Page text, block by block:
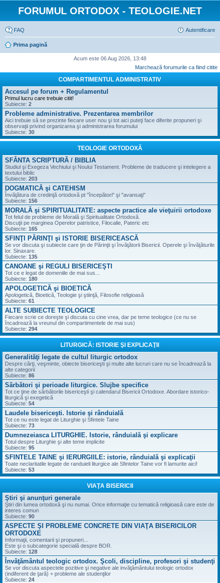
FORUMUL ORTODOX - TEOLOGIE.NET
FAQ Autentificare
Prima pagină
Acum este 06 Aug 2026, 13:48
Marchează forumurile ca fiind citite
COMPARTIMENTUL ADMINISTRATIV
Accesul pe forum + Regulamentul
Primul lucru care trebuie citit!
Subiecte: 2
Probleme administrative. Prezentarea membrilor
Aici trebuie să se prezinte fiecare user nou şi tot aici puteţi face diferite propuneri şi
observaţii privind organizarea şi administrarea forumului
Subiecte: 30
TEOLOGIE ORTODOXĂ
SFÂNTA SCRIPTURĂ / BIBLIA
Studiul şi Exegeza Vechiului şi Noului Testament. Probleme de traducere şi intelegere a
textului biblic
Subiecte: 203
DOGMATICĂ şi CATEHISM
Învăţătura de credinţă ortodoxă pt "începători" şi "avansaţi"
Subiecte: 156
MORALĂ şi SPIRITUALITATE: aspecte practice ale vieţuirii ortodoxe
Tot felul de probleme de Morală şi Spiritualitate Ortodoxă.
Discuţii pe marginea Operelor patristice, Filocalie, Pateric etc
Subiecte: 165
SFINŢI PĂRINŢI şi ISTORIE BISERICEASCĂ
Se vor discuta şi subiecte care ţin de Părinţii şi învăţătorii Bisericii. Operele şi învăţăturile
lor. Sinaxare.
Subiecte: 135
CANOANE şi REGULI BISERICEŞTI
Tot ce e legat de domeniile de mai sus...
Subiecte: 180
APOLOGETICĂ şi BIOETICĂ
Apologetică, Bioetică, Teologie şi ştiinţă, Filosofie religioasă
Subiecte: 61
ALTE SUBIECTE TEOLOGICE
Fiecare scrie ce doreşte şi discuta cu cine vrea, dar pe teme teologice (ce nu se
încadrează la vreunul din compartimentele de mai sus)
Subiecte: 294
LITURGICĂ: ISTORIE ŞI EXPLICAŢII
Generalităţi legate de cultul liturgic ortodox
Despre cărţi, veşminte, obiecte bisericeşti şi multe alte lucruri care nu se încadrează la
alte categorii
Subiecte: 86
Sărbători şi perioade liturgice. Slujbe specifice
Tot ce ţine de sărbătorile bisericeşti şi calendarul Bisericii Ortodoxe. Abordare istorico-
liturgică şi exegetică
Subiecte: 54
Laudele bisericeşti. Istorie şi rânduială
Tot ce nu este legat de Liturghie şi Sfintele Taine
Subiecte: 73
Dumnezeiasca LITURGHIE. Istorie, rânduială şi explicare
Totul despre Liturghie şi alte teme implicite
Subiecte: 95
SFINTELE TAINE şi IERURGIILE: istorie, rânduială şi explicaţii
Toate neclaritatile legate de randuieli liturgice ale Sfintelor Taine vor fi lamurite aici!
Subiecte: 53
VIAŢA BISERICII
Ştiri şi anunţuri generale
Ştiri din lumea ortodoxă şi nu numai. Orice informaţie cu tematică religioasă care este de
interes comun
Subiecte: 90
ASPECTE ŞI PROBLEME CONCRETE DIN VIAŢA BISERICILOR
ORTODOXE
Informaţii, comentarii şi propuneri...
Este şi o subcategorie specială despre BOR.
Subiecte: 128
Învăţământul teologic ortodox. Şcoli, discipline, profesori şi studenţi
Se vor discuta aspectele pozitive şi negative ale invăţământului teologic ortodox
(indiferent de ţară) + probleme ale studenţilor
Subiecte: 24